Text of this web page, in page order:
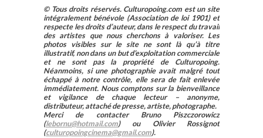
© Tous droits réservés. Culturopoing.com est un site
intégralement bénévole (Association de loi 1901) et
respecte les droits d’auteur, dans le respect du travail
des artistes que nous cherchons à valoriser. Les
photos visibles sur le site ne sont là qu’à titre
illustratif, non dans un but d’exploitation commerciale
et ne sont pas la propriété de Culturopoing.
Néanmoins, si une photographie avait malgré tout
échappé à notre contrôle, elle sera de fait enlevée
immédiatement. Nous comptons sur la bienveillance
et vigilance de chaque lecteur – anonyme,
distributeur, attaché de presse, artiste, photographe.
Merci de contacter Bruno Piszczorowicz
(lebornu@hotmail.com) ou Olivier Rossignot
(culturopoingcinema@gmail.com).